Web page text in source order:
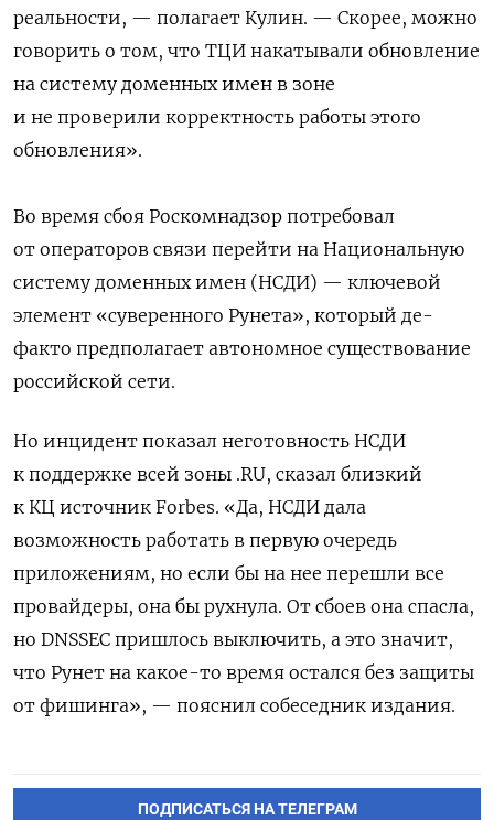
реальности, — полагает Кулин. — Скорее, можно
говорить о том, что ТЦИ накатывали обновление
на систему доменных имен в зоне
и не проверили корректность работы этого
обновления».
Во время сбоя Роскомнадзор потребовал
от операторов связи перейти на Национальную
систему доменных имен (НСДИ) — ключевой
элемент «суверенного Рунета», который де-
факто предполагает автономное существование
российской сети.
Но инцидент показал неготовность НСДИ
к поддержке всей зоны .RU, сказал близкий
к КЦ источник Forbes. «Да, НСДИ дала
возможность работать в первую очередь
приложениям, но если бы на нее перешли все
провайдеры, она бы рухнула. От сбоев она спасла,
но DNSSEC пришлось выключить, а это значит,
что Рунет на какое-то время остался без защиты
от фишинга», — пояснил собеседник издания.
ПОДПИСАТЬСЯ НА ТЕЛЕГРАМ